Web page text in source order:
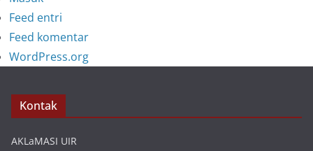
Feed entri
Feed komentar
WordPress.org
Kontak
AKLaMASI UIR